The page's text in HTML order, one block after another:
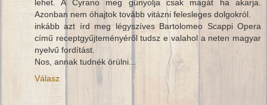
lehet. A Cyrano meg gúnyolja csak magát ha akarja.
Azonban nem óhajtok tovább vitázni felesleges dolgokról.
inkább azt írd meg légyszíves Bartolomeo Scappi Opera
című receptgyűjteményéről tudsz e valahol a neten magyar
nyelvű fordítást.
Nos, annak tudnék örülni...
Válasz